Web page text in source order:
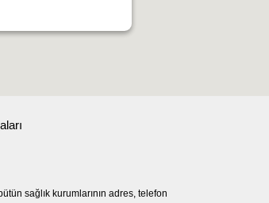
sağlık kurumlarının adres, telefon